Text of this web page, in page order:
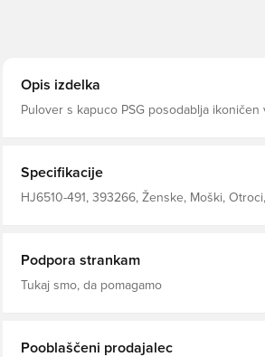
Opis izdelka
Pulover s kapuco PSG posodablja ikoničen
PSG.
Specifikacije
HJ6510-491, 393266, Ženske, Moški,
Podpora strankam
Tukaj smo, da pomagamo
Pooblaščeni prodajalec